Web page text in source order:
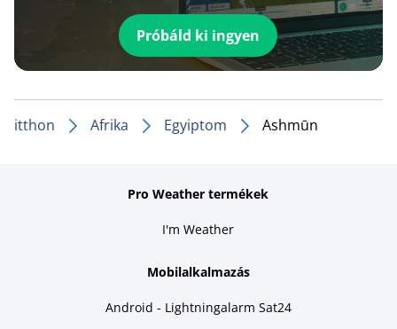
Próbáld ki ingyen
itthon Afrika Egyiptom Ashmūn
Pro Weather termékek
I'm Weather
Mobilalkalmazás
Android - Lightningalarm Sat24